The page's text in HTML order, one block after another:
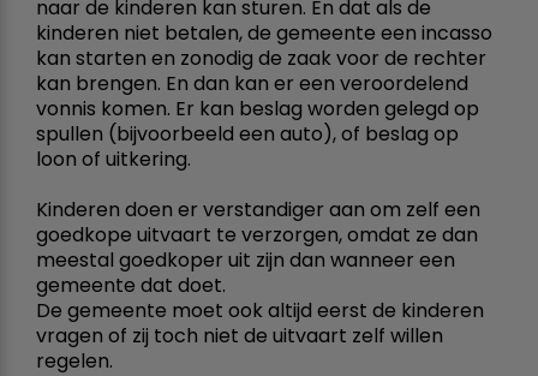
naar de kinderen kan sturen. En dat als de
kinderen niet betalen, de gemeente een incasso
kan starten en zonodig de zaak voor de rechter
kan brengen. En dan kan er een veroordelend
vonnis komen. Er kan beslag worden gelegd op
spullen (bijvoorbeeld een auto), of beslag op
loon of uitkering.
Kinderen doen er verstandiger aan om zelf een
goedkope uitvaart te verzorgen, omdat ze dan
meestal goedkoper uit zijn dan wanneer een
gemeente dat doet.
De gemeente moet ook altijd eerst de kinderen
vragen of zij toch niet de uitvaart zelf willen
regelen.